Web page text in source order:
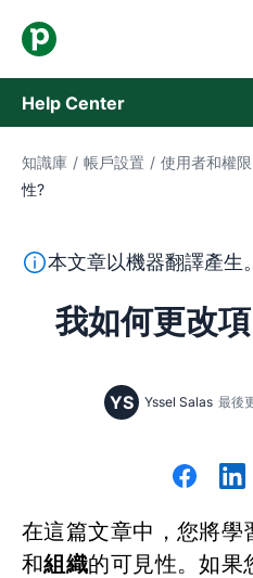
Help Center
知識庫
聯繫客戶支援
知識庫 / 帳戶設置 / 使用者和權限
性?
本段文字係以機器翻譯工具
本文章以機器翻譯產生。
我如何更改
YS Yssel Salas 最後
在這篇文章中，您將學
和組織的可見性。如果